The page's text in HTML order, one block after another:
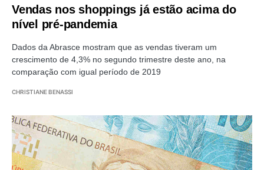
Vendas nos shoppings já estão acima do
nível pré-pandemia
Dados da Abrasce mostram que as vendas tiveram um
crescimento de 4,3% no segundo trimestre deste ano, na
comparação com igual período de 2019
CHRISTIANE BENASSI